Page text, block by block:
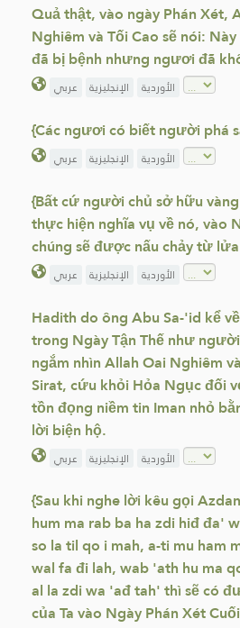
Quả thật, vào ngày Phán Xét,
Nghiêm và Tối Cao sẽ nói:
đã bị bệnh nhưng ngươi đã
عربي الإنجليزية الأوردية
{Các ngươi có biết người phá
عربي الإنجليزية الأوردية
{Bất cứ người chủ sở hữu
thực hiện nghĩa vụ về nó, vào
chúng sẽ được nấu chảy từ lửa
عربي الإنجليزية الأوردية
Hadith do ông Abu Sa-'id kể
trong Ngày Tận Thế như
ngắm nhìn Allah Oai Nghiêm
Sirat, cứu khỏi Hỏa Ngục đối
tồn đọng niềm tin Iman nhỏ
lời biện hộ.
عربي الإنجليزية الأوردية
{Sau khi nghe lời kêu gọi
hum ma rab ba ha zdi hiđ đa'
so la til qo i mah, a-ti mu ham
wal fa đi lah, wab 'ath hu ma
al la zdi wa 'ađ tah' thì sẽ có
của Ta vào Ngày Phán Xét